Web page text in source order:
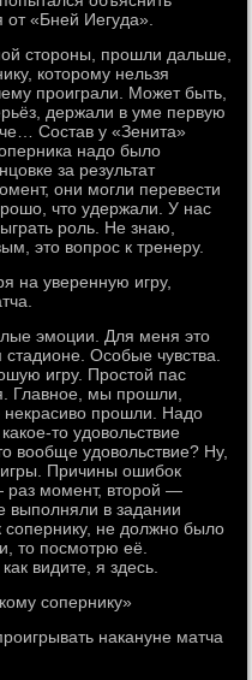
«Бней Иегуда».
стороны, прошли дальше,
которому нельзя
проиграли. Может быть,
держали в уме первую
Состав у «Зенита»
надо было
за результат
они могли перевести
что удержали. У нас
роль. Не знаю,
это вопрос к тренеру.
на уверенную игру,
эмоции. Для меня это
Особые чувства.
игру. Простой пас
Главное, мы прошли,
некрасиво прошли. Надо
то удовольствие
вообще удовольствие? Ну,
Причины ошибок
раз момент, второй —
выполняли в задании
не должно было
то посмотрю её.
видите, я здесь.
сопернику»
накануне матча